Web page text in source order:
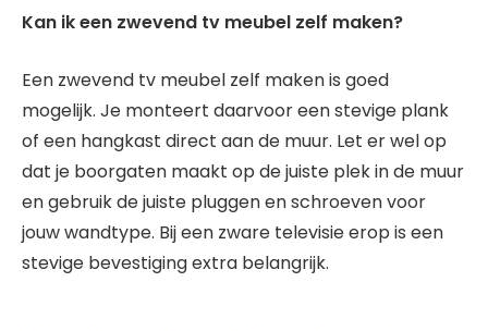
Kan ik een zwevend tv meubel zelf maken?
Een zwevend tv meubel zelf maken is goed
mogelijk. Je monteert daarvoor een stevige plank
of een hangkast direct aan de muur. Let er wel op
dat je boorgaten maakt op de juiste plek in de muur
en gebruik de juiste pluggen en schroeven voor
jouw wandtype. Bij een zware televisie erop is een
stevige bevestiging extra belangrijk.